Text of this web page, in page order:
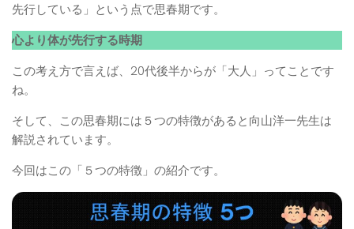
先行している」という点で思春期です。
心より体が先行する時期
この考え方で言えば、20代後半からが「大人」ってことです
ね。
そして、この思春期には５つの特徴があると向山洋一先生は
解説されています。
今回はこの「５つの特徴」の紹介です。